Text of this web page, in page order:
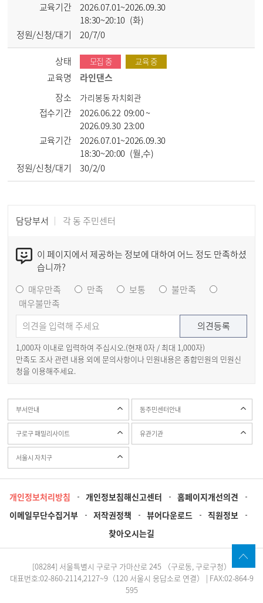
교육기간
2026.07.01~2026.09.30
18:30~20:10 (화)
정원/신청/대기
20/7/0
상태 모집 중 교육 중
교육명
라인댄스
장소
가리봉동 자치회관
접수기간
2026.06.22 09:00 ~
2026.09.30 23:00
교육기간
2026.07.01~2026.09.30
18:30~20:00 (월,수)
정원/신청/대기
30/2/0
담당부서 각 동 주민센터
이 페이지에서 제공하는 정보에 대하여 어느 정도 만족하셨
습니까?
매우만족
만족 보통
불만족
매우불만족
1,000자 이내로 입력하여 주십시오.(현재 0자 / 최대 1,000자)
만족도 조사 관련 내용 외에 문의사항이나 민원내용은 종합민원의 민원신
청을 이용해주세요.
부서안내 동주민센터안내
구로구 패밀리사이트 유관기관
서울시 자치구
개인정보처리방침 개인정보침해신고센터
홈페이지개선의견
이메일무단수집거부
저작권정책 뷰어다운로드
직원정보
찾아오시는길
[08284] 서울특별시 구로구 가마산로 245 （구로동, 구로구청）
대표번호:02-860-2114,2127~9（120 서울시 응답소로 연결） | FAX:02-864-9
595